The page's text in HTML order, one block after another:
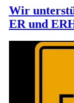
Wir
ER und